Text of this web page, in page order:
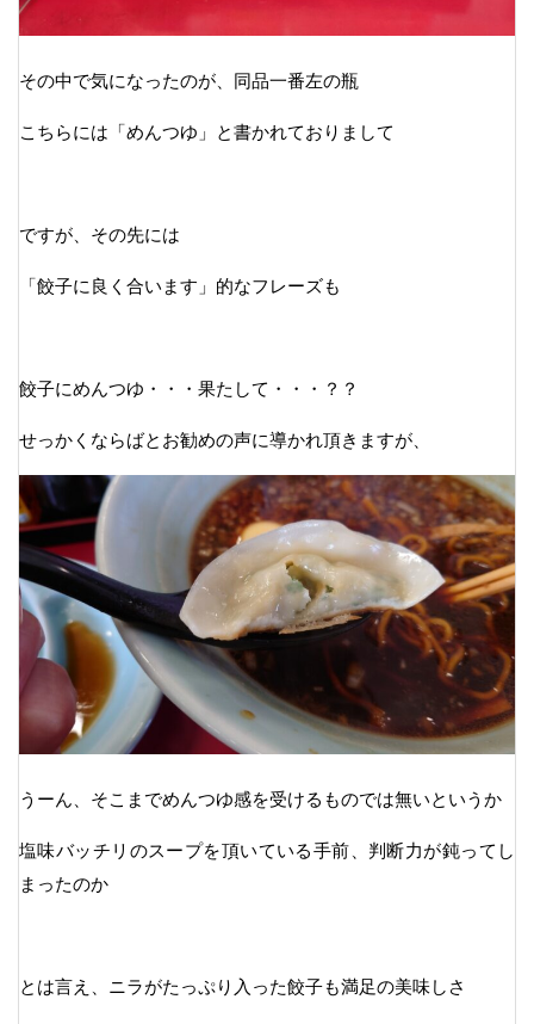
その中で気になったのが、同品一番左の瓶
こちらには「めんつゆ」と書かれておりまして
ですが、その先には
「餃子に良く合います」的なフレーズも
餃子にめんつゆ・・・果たして・・・？？
せっかくならばとお勧めの声に導かれ頂きますが、
うーん、そこまでめんつゆ感を受けるものでは無いというか
塩味バッチリのスープを頂いている手前、判断力が鈍ってし
まったのか
とは言え、ニラがたっぷり入った餃子も満足の美味しさ